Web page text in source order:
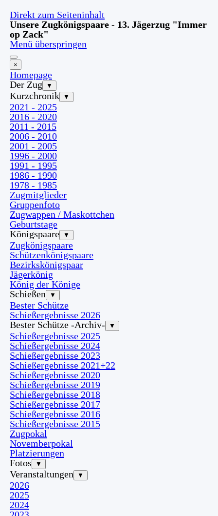
Direkt zum Seiteninhalt
Unsere Zugkönigspaare - 13. Jägerzug "Immer
op Zack"
Menü überspringen
×
Homepage
Der Zug
▼
Kurzchronik ▼
2021 - 2025
2016 - 2020
2011 - 2015
2006 - 2010
2001 - 2005
1996 - 2000
1991 - 1995
1986 - 1990
1978 - 1985
Zugmitglieder
Gruppenfoto
Zugwappen / Maskottchen
Geburtstage
Königspaare
▼
Zugkönigspaare
Schützenkönigspaare
Bezirkskönigspaar
Jägerkönig
König der Könige
Schießen
▼
Bester Schütze
Schießergebnisse 2026
Bester Schütze -Archiv-
▼
Schießergebnisse 2025
Schießergebnisse 2024
Schießergebnisse 2023
Schießergebnisse 2021+22
Schießergebnisse 2020
Schießergebnisse 2019
Schießergebnisse 2018
Schießergebnisse 2017
Schießergebnisse 2016
Schießergebnisse 2015
Zugpokal
Novemberpokal
Platzierungen
Fotos
▼
Veranstaltungen ▼
2026
2025
2024